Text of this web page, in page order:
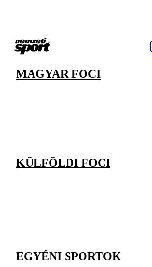
MAGYAR FOCI
KÜLFÖLDI FOCI
EGYÉNI SPORTOK